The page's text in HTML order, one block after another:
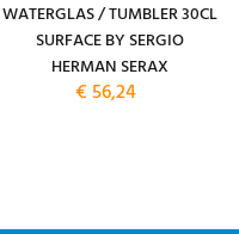
WATERGLAS / TUMBLER 30CL
SURFACE BY SERGIO
HERMAN SERAX
€ 56,24